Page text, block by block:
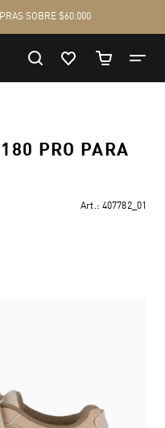
PRO PARA
Art.: 407782_01